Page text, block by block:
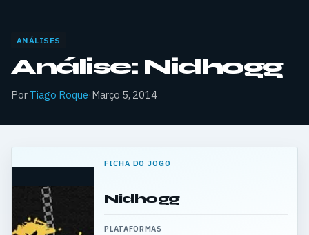
ANÁLISES
Análise: Nidhogg
Por Tiago Roque·Março 5, 2014
FICHA DO JOGO
Nidhogg
PLATAFORMAS